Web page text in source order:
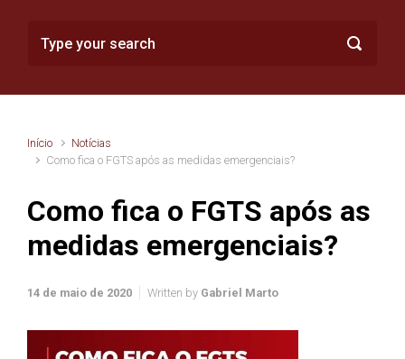
Início
Notícias
Como fica o FGTS após as medidas emergenciais?
Como fica o FGTS após as
medidas emergenciais?
14 de maio de 2020 Written by Gabriel Marto